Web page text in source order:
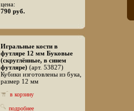
цена:
790 руб.
Игральные кости в
футляре 12 мм Буковые
(скруглённые, в синем
футляре) (арт. 53827)
Кубики изготовлены из бука,
размер 12 мм
в корзину
подробнее